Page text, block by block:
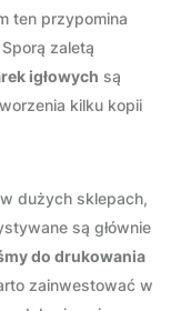
ten przypomina
zaletą
igłowych są
kilku kopii
dużych sklepach,
są głównie
do drukowania
zainwestować w